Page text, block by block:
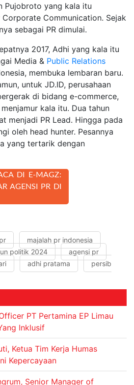
Pujobroto yang kala itu
Communication. Sejak
sebagai PR dimulai.
2017, Adhi yang kala itu
Media & Public Relations
membuka lembaran baru.
untuk JD.ID, perusahaan
di bidang e-commerce,
kala itu. Dua tahun
menjadi PR Lead. Hingga pada
oleh head hunter. Pesannya
yang tertarik dengan
DI E-MAGZ:
AGENSI PR DI
pr
majalah pr indonesia
politik 2024
agensi pr
adhi pratama
persib
PT Pertamina EP Limau
Inklusif
Ketua Tim Kerja Humas
Kepercayaan
Senior Manager of